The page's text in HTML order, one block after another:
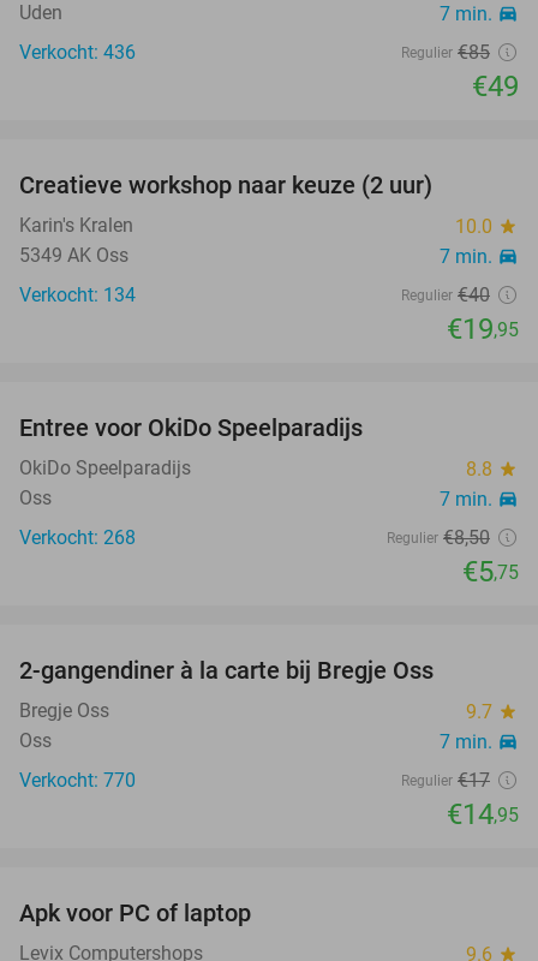
Uden 7 min. directions_car
Verkocht: 436 Regulier €85
€49
Creatieve workshop naar keuze (2 uur)
Karin's Kralen 10.0 star
5349 AK Oss 7 min. directions_car
Verkocht: 134 Regulier €40
€19,95
Entree voor OkiDo Speelparadijs
OkiDo Speelparadijs 8.8 star
Oss 7 min. directions_car
Verkocht: 268 Regulier €8,50
€5,75
2-gangendiner à la carte bij Bregje Oss
Bregje Oss 9.7 star
Oss 7 min. directions_car
Verkocht: 770 Regulier €17
€14,95
Apk voor PC of laptop
Levix Computershops 9.6 star